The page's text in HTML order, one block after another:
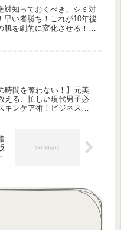
これが10年後のあな
劇的に変化させる！
対知っておくべき、シミ対
早い者勝ち！これが10年後
肌を劇的に変化させる！い
時間を奪わない！】元美
える、忙しい現代男子必
キンケア術！ビジネスか